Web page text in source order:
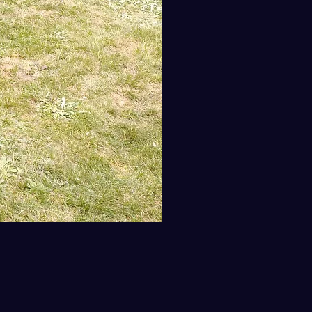
et spécifications
: Toile cirée haut de gamme,
aux intempéries, qui
facilement la bruine côtière
hivernale, et qui développe
du temps un caractère unique
: Environ 10 litres (la taille